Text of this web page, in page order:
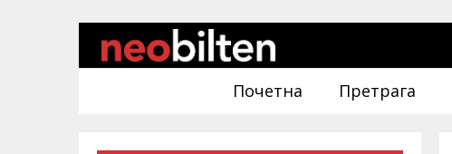
Почетна Претрага